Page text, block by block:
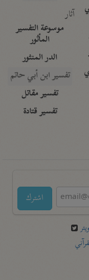
آثار
موسوعة التفسير
المأثور
الدر المنثور
تفسير ابن أبي حاتم
تفسير مقاتل
تفسير قتادة
اشترك